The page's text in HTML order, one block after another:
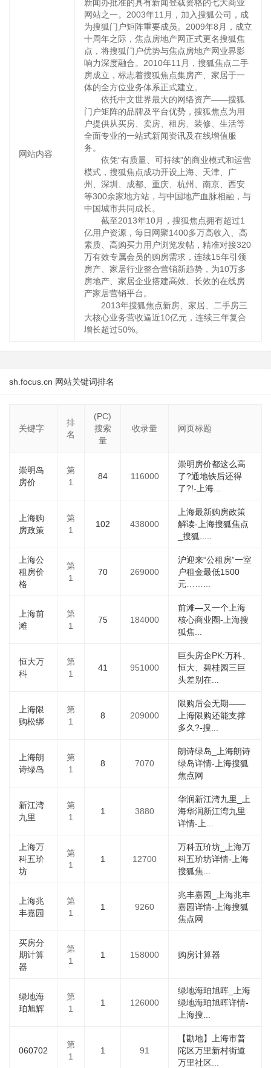
网站内容
新闻办批准的具有新闻登载资格的七大商业
网站之一。2003年11月，加入搜狐公司，成
为搜狐门户矩阵重要成员。2009年8月，成立
十周年之际，焦点房地产网正式更名搜狐焦
点，将搜狐门户优势与焦点房地产网业界影
响力深度融合。2010年11月，搜狐焦点二手
房成立，标志着搜狐焦点集房产、家居于一
体的全方位业务体系正式建立。
依托中文世界最大的网络资产——搜狐
门户矩阵的品牌及平台优势，搜狐焦点为用
户提供从买房、卖房、租房、装修、生活等
全面专业的一站式新闻资讯及在线增值服
务。
依凭“有质量、可持续”的商业模式和运营
模式，搜狐焦点成功开设上海、天津、广
州、深圳、成都、重庆、杭州、南京、西安
等300余家地方站，与中国地产血脉相融，与
中国城市共同成长。
截至2013年10月，搜狐焦点拥有超过1
亿用户资源，每日网聚1400多万高收入、高
素质、高购买力用户浏览发帖，精准对接320
万有效专属会员的购房需求，连续15年引领
房产、家居行业整合营销新趋势，为10万多
房地产、家居企业搭建高效、长效的在线房
产家居营销平台。
2013年搜狐焦点新房、家居、二手房三
大核心业务营收逼近10亿元，连续三年复合
增长超过50%。
sh.focus.cn 网站关键词排名
关键字
排
名
(PC)
搜索
量
收录量 网页标题
崇明岛
房价
第
1
84 116000
崇明房价都这么高
了?通地铁后还得
了?!-上海...
上海购
房政策
第
1
102 438000
上海最新购房政策
解读-上海搜狐焦点
_搜狐.....
上海公
租房价
格
第
1
70 269000
沪迎来“公租房”一室
户租金最低1500
元……...
上海前
滩
第
1
75 184000
前滩—又一个上海
核心商业圈-上海搜
狐焦...
恒大万
科
第
1
41 951000
巨头房企PK:万科、
恒大、碧桂园三巨
头差别在...
上海限
购松绑
第
1
8 209000
限购后会无期——
上海限购还能支撑
多久?-搜...
上海朗
诗绿岛
第
1
8 7070
朗诗绿岛_上海朗诗
绿岛详情-上海搜狐
焦点网
新江湾
九里
第
1
1 3880
华润新江湾九里_上
海华润新江湾九里
详情-上...
上海万
科五玠
坊
第
1
1 12700
万科五玠坊_上海万
科五玠坊详情-上海
搜狐焦...
上海兆
丰嘉园
第
1
1 9260
兆丰嘉园_上海兆丰
嘉园详情-上海搜狐
焦点网
买房分
期计算
器
第
1
1 158000 购房计算器
绿地海
珀旭辉
第
1
1 126000
绿地海珀旭晖_上海
绿地海珀旭晖详情-
上海搜...
060702
第
1
1 91
【勘地】上海市普
陀区万里新村街道
万里社区...